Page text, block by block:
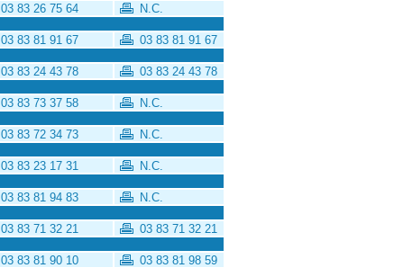
03 83 26 75 64
N.C.
03 83 81 91 67
03 83 81 91 67
03 83 24 43 78
03 83 24 43 78
03 83 73 37 58
N.C.
03 83 72 34 73
N.C.
03 83 23 17 31
N.C.
03 83 81 94 83
N.C.
03 83 71 32 21
03 83 71 32 21
03 83 81 90 10
03 83 81 98 59